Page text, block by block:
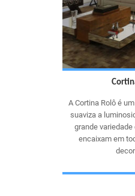
A Cortina Rolô é
suaviza a
grande
encaixam em